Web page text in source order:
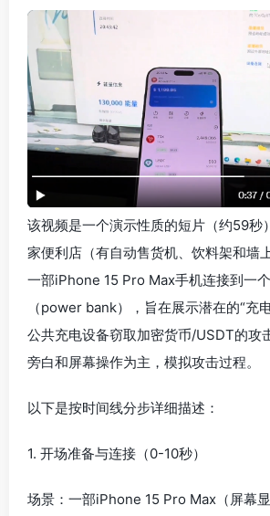
该视频是一个演示性质的短片（约59秒
家便利店（有自动售货机、饮料架和墙
一部iPhone 15 Pro Max手机连接到一
（power bank），旨在展示潜在的“充
公共充电设备窃取加密货币/USDT的攻
旁白和屏幕操作为主，模拟攻击过程。
以下是按时间线分步详细描述：
1. 开场准备与连接（0-10秒）
场景：一部iPhone 15 Pro Max（屏幕